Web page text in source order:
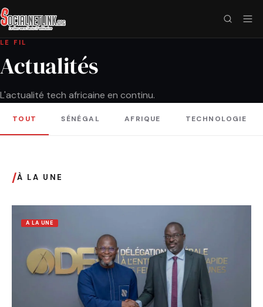
LE FIL
Actualités
L'actualité tech africaine en continu.
TOUT SÉNÉGAL AFRIQUE TECHNOLOGIE
/À LA UNE
A LA UNE